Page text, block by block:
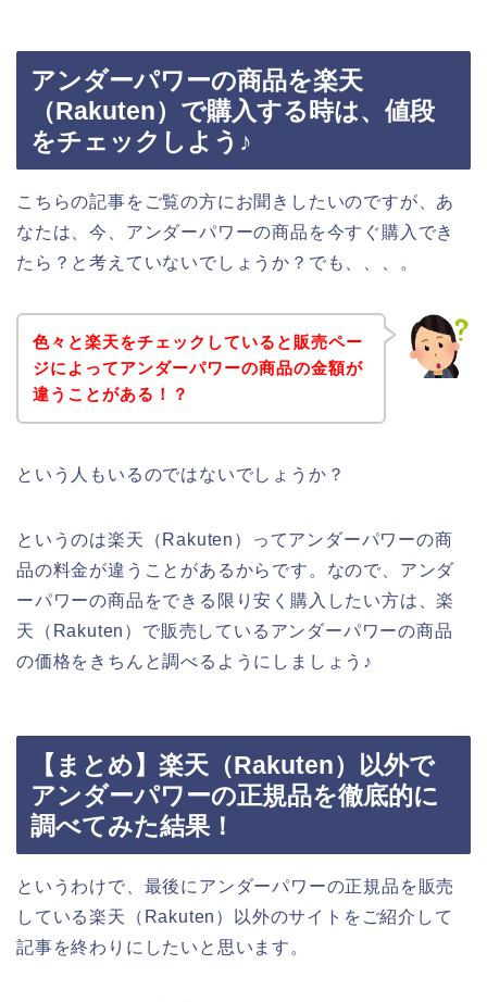
アンダーパワーの商品を楽天
（Rakuten）で購入する時は、値段
をチェックしよう♪
こちらの記事をご覧の方にお聞きしたいのですが、あ
なたは、今、アンダーパワーの商品を今すぐ購入でき
たら？と考えていないでしょうか？でも、、、。
色々と楽天をチェックしていると販売ペー
ジによってアンダーパワーの商品の金額が
違うことがある！？
という人もいるのではないでしょうか？
というのは楽天（Rakuten）ってアンダーパワーの商
品の料金が違うことがあるからです。なので、アンダ
ーパワーの商品をできる限り安く購入したい方は、楽
天（Rakuten）で販売しているアンダーパワーの商品
の価格をきちんと調べるようにしましょう♪
【まとめ】楽天（Rakuten）以外で
アンダーパワーの正規品を徹底的に
調べてみた結果！
というわけで、最後にアンダーパワーの正規品を販売
している楽天（Rakuten）以外のサイトをご紹介して
記事を終わりにしたいと思います。